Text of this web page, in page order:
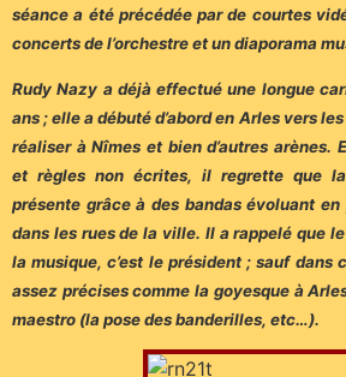
séance a été précédée par de courtes
concerts de l’orchestre et un diaporama
Rudy Nazy a déjà effectué une longue
ans ; elle a débuté d’abord en Arles vers
réaliser à Nîmes et bien d’autres arènes.
et règles non écrites, il regrette que
présente grâce à des bandas évoluant
dans les rues de la ville. Il a rappelé que
la musique, c’est le président ; sauf dans
assez précises comme la goyesque à
maestro (la pose des banderilles, etc…).